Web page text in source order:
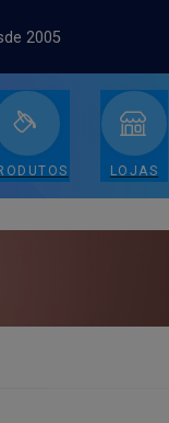
2005
LOJAS